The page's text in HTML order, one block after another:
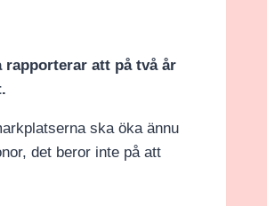
att på två år
ska öka ännu
det beror inte på att